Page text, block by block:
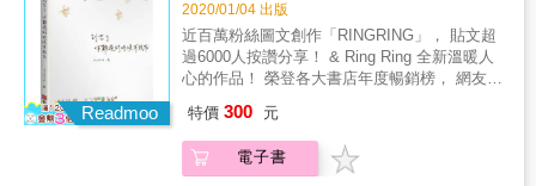
通，可以轉換成老師的助力，共同面對孩子的
問題。 家長理性的建議與溝通，可以有效地增
進教學效能，非理性的指責，可能是壓垮教師
熱情與教育愛的最後一根稻草喔！ 每個行業均
有其背後的辛勞，《老師，你有事嗎？》期望
以幽默的方式，讓更多人了解老師的甘苦，一
起為第一線的教育工作者加油打氣！
是現在還是學生的你： 青春無敵，當柴米油鹽
距離很遙遠，人情冷暖還沒經歷，心中擁有的
還只是對世界抱持著美好的想像，老師的話是
否只是從你耳邊輕輕飄過？ 給曾經當過老師或
是現在還是老師的你： 在教育第一線的基層小
老師，每天都要以一敵二、三十人，除了傳授
外，每天還有處理不完的繁瑣小事。這樣還沒
結束喔！下班後還要奮戰，繼續面對這二、三
Readmoo
2020/01/04 出版
近百萬粉絲圖文創作「RINGRING」， 貼文超
過6000人按讚分享！ & Ring Ring 全新溫暖人
心的作品！ 榮登各大書店年度暢銷榜， 網友公
在乎你》《翻開心裡的回憶》， 獻上暖心圖文
小品。 & 純手繪的圖文搭配清新筆觸，娓娓道
出現代人的心靈深處， 偶有的善意，有時的小
特價 300 元
電子書